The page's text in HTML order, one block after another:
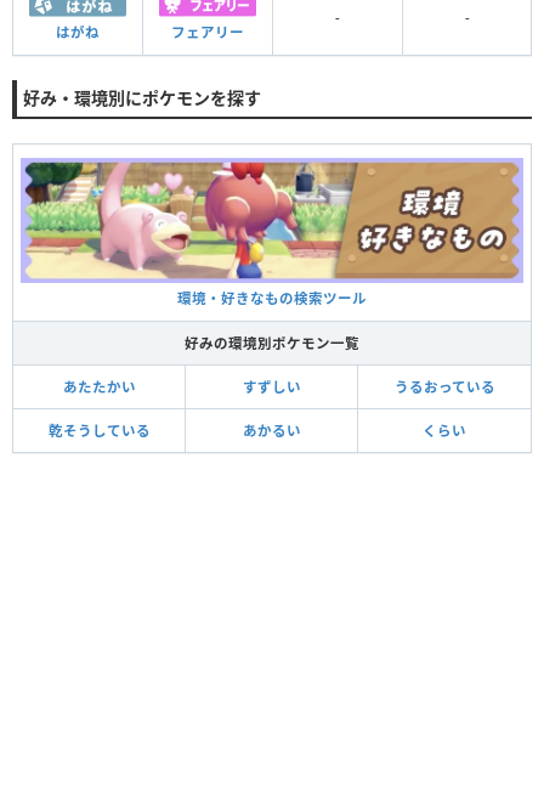
はがね フェアリー
- -
好み・環境別にポケモンを探す
環境・好きなもの検索ツール
好みの環境別ポケモン一覧
あたたかい すずしい うるおっている
乾そうしている あかるい くらい